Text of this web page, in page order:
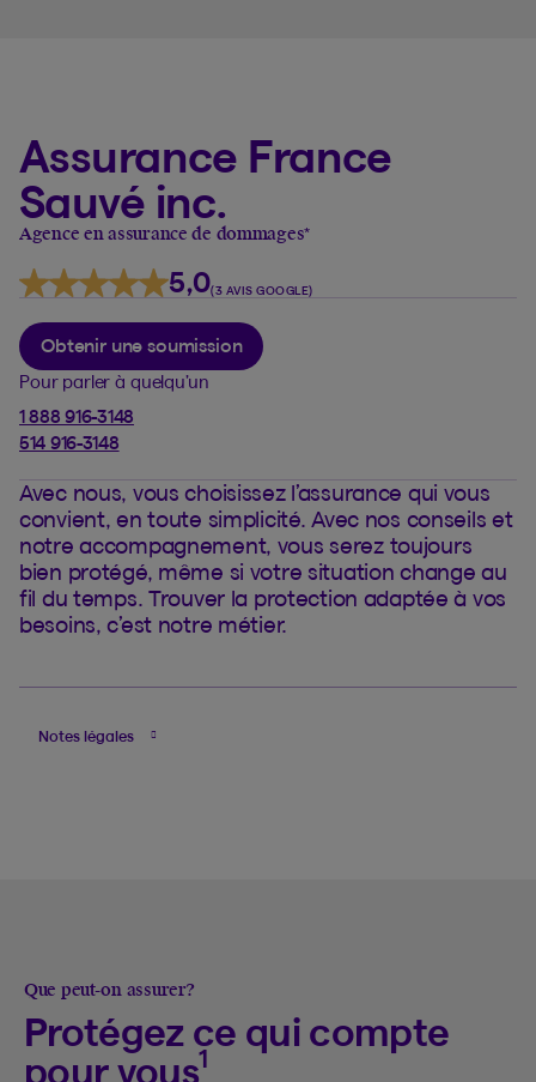
Assurance France
Sauvé inc.
Agence en assurance de dommages*
5,0(3 AVIS GOOGLE)
Pour parler à quelqu’un
1 888 916-3148
514 916-3148
Obtenir une soumission
Avec nous, vous choisissez l’assurance qui vous
convient, en toute simplicité. Avec nos conseils et
notre accompagnement, vous serez toujours
bien protégé, même si votre situation change au
fil du temps. Trouver la protection adaptée à vos
besoins, c’est notre métier.
Notes légales
Que peut-on assurer?
Protégez ce qui compte
pour vous1